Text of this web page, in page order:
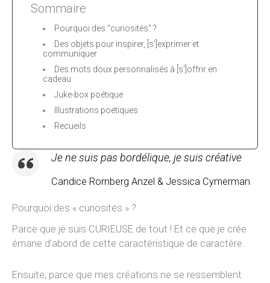
Sommaire
Pourquoi des "curiosités" ?
Des objets pour inspirer, [s']exprimer et
communiquer
Des mots doux personnalisés à [s']offrir en
cadeau
Juke-box poétique
Illustrations poétiques
Recueils
Je ne suis pas bordélique, je suis créative
Candice Rornberg Anzel & Jessica Cymerman
Pourquoi des « curiosités » ?
Parce que je suis CURIEUSE de tout ! Et ce que je crée
émane d’abord de cette caractéristique de caractère.
Ensuite, parce que mes créations ne se ressemblent